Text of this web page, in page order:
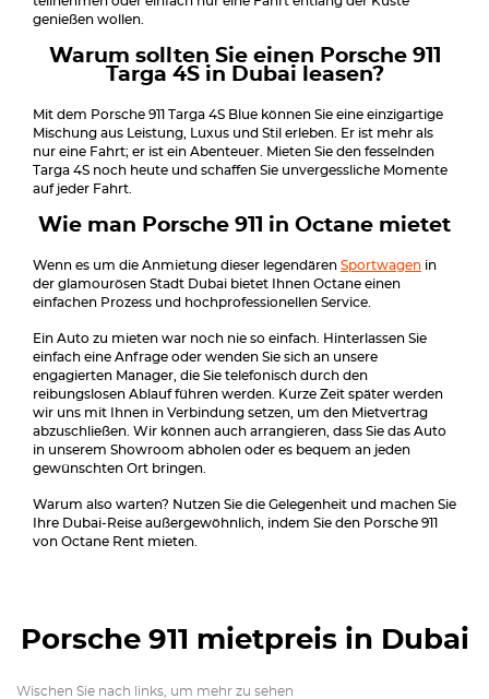
genießen wollen.
Warum sollten Sie einen Porsche 911
Targa 4S in Dubai leasen?
Mit dem Porsche 911 Targa 4S Blue können Sie eine einzigartige
Mischung aus Leistung, Luxus und Stil erleben. Er ist mehr als
nur eine Fahrt; er ist ein Abenteuer. Mieten Sie den fesselnden
Targa 4S noch heute und schaffen Sie unvergessliche Momente
auf jeder Fahrt.
Wie man Porsche 911 in Octane mietet
Wenn es um die Anmietung dieser legendären Sportwagen in
der glamourösen Stadt Dubai bietet Ihnen Octane einen
einfachen Prozess und hochprofessionellen Service.
Ein Auto zu mieten war noch nie so einfach. Hinterlassen Sie
einfach eine Anfrage oder wenden Sie sich an unsere
engagierten Manager, die Sie telefonisch durch den
reibungslosen Ablauf führen werden. Kurze Zeit später werden
wir uns mit Ihnen in Verbindung setzen, um den Mietvertrag
abzuschließen. Wir können auch arrangieren, dass Sie das Auto
in unserem Showroom abholen oder es bequem an jeden
gewünschten Ort bringen.
Warum also warten? Nutzen Sie die Gelegenheit und machen Sie
Ihre Dubai-Reise außergewöhnlich, indem Sie den Porsche 911
von Octane Rent mieten.
Porsche 911 mietpreis in Dubai
Wischen Sie nach links, um mehr zu sehen